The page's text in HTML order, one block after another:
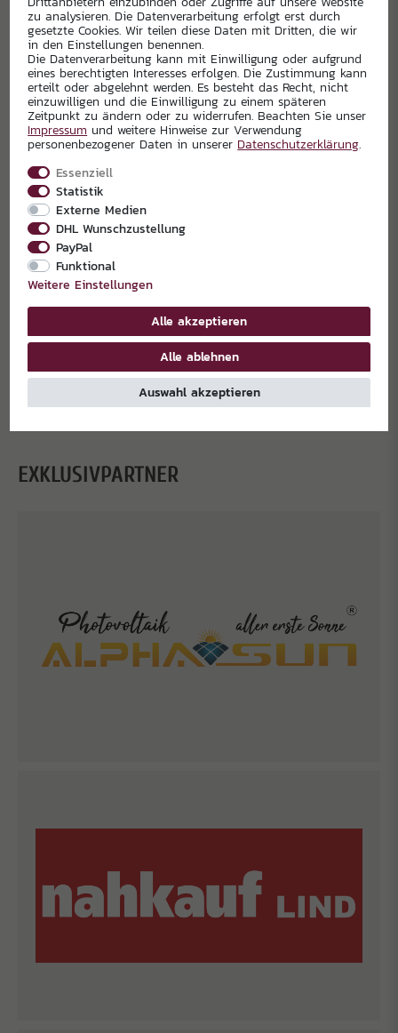
EXKLUSIVPARTNER
zu analysieren. Die Datenverarbeitung erfolgt erst durch
gesetzte Cookies. Wir teilen diese Daten mit Dritten, die wir
in den Einstellungen benennen.
Die Datenverarbeitung kann mit Einwilligung oder aufgrund
eines berechtigten Interesses erfolgen. Die Zustimmung kann
erteilt oder abgelehnt werden. Es besteht das Recht, nicht
einzuwilligen und die Einwilligung zu einem späteren
Zeitpunkt zu ändern oder zu widerrufen. Beachten Sie unser
Impressum und weitere Hinweise zur Verwendung
personenbezogener Daten in unserer Daten­schutz­erklärung.
Essenziell
Statistik
Externe Medien
DHL Wunschzustellung
PayPal
Funktional
Weitere Einstellungen
Alle akzeptieren
Alle ablehnen
Auswahl akzeptieren